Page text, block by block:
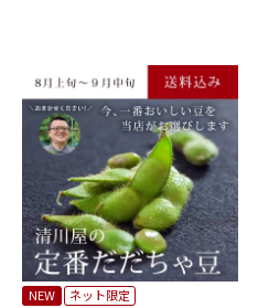
NEW ネット限定